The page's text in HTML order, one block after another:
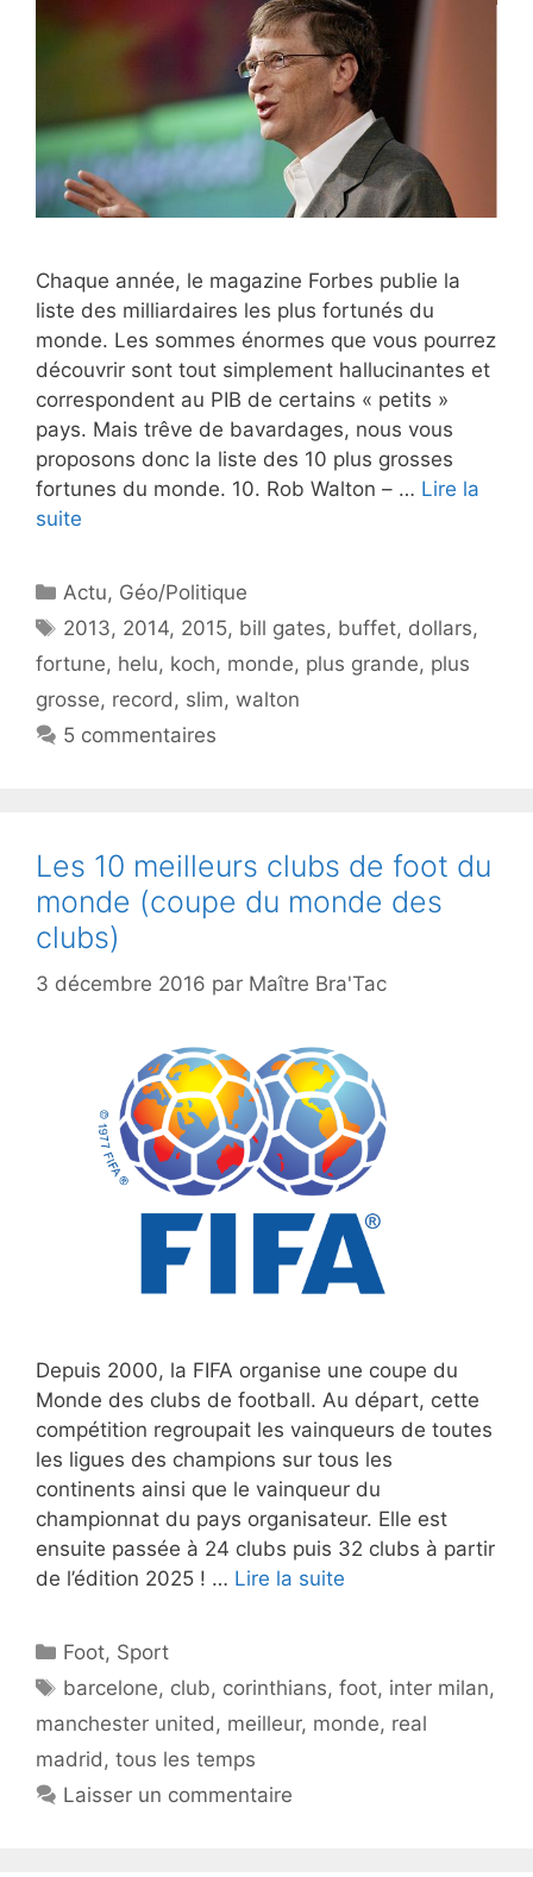
Chaque année, le magazine Forbes publie la
liste des milliardaires les plus fortunés du
monde. Les sommes énormes que vous pourrez
découvrir sont tout simplement hallucinantes et
correspondent au PIB de certains « petits »
pays. Mais trêve de bavardages, nous vous
proposons donc la liste des 10 plus grosses
fortunes du monde. 10. Rob Walton – … Lire la
suite
Catégories
Actu, Géo/Politique
Étiquettes
2013, 2014, 2015, bill gates, buffet, dollars,
fortune, helu, koch, monde, plus grande, plus
grosse, record, slim, walton
5 commentaires
Les 10 meilleurs clubs de foot du
monde (coupe du monde des
clubs)
3 décembre 2016 par Maître Bra'Tac
Depuis 2000, la FIFA organise une coupe du
Monde des clubs de football. Au départ, cette
compétition regroupait les vainqueurs de toutes
les ligues des champions sur tous les
continents ainsi que le vainqueur du
championnat du pays organisateur. Elle est
ensuite passée à 24 clubs puis 32 clubs à partir
de l’édition 2025 ! … Lire la suite
Catégories
Foot, Sport
Étiquettes
barcelone, club, corinthians,foot, inter milan,
manchester united, meilleur, monde, real
madrid, tous les temps
Laisser un commentaire